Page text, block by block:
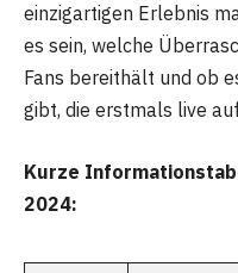
einzigartigen Erlebnis
es sein, welche
Fans bereithält und ob
gibt, die erstmals live
Kurze
2024: